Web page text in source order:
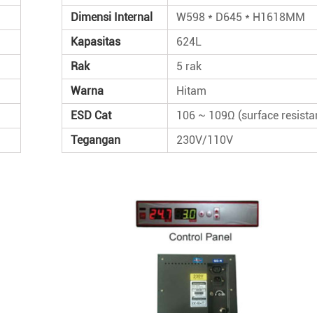
Dimensi Internal
W598 * D645 * H1618MM
Kapasitas
624L
Rak
5 rak
Warna
Hitam
ESD Cat
106 ~ 109Ω (surface
Tegangan
230V/110V